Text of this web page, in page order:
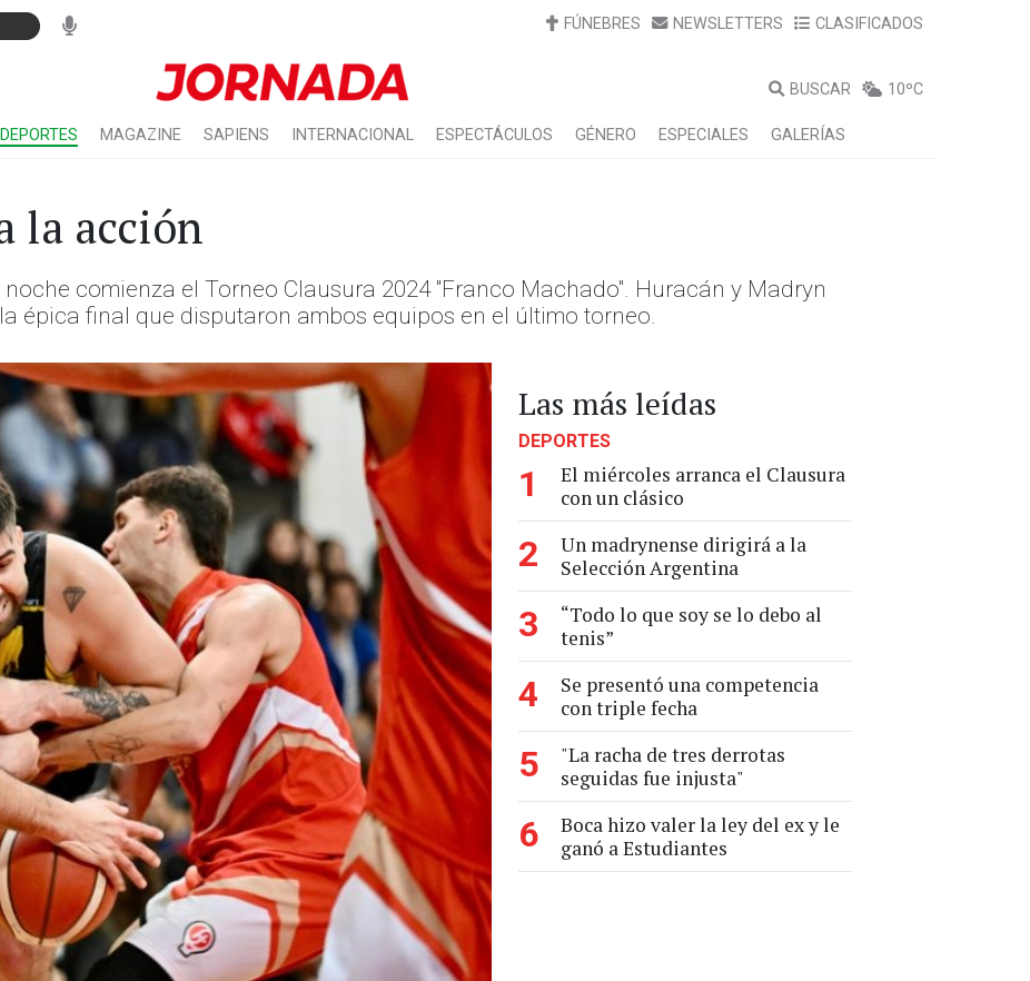
FÚNEBRES NEWSLETTERS CLASIFICADOS
BUSCAR 10ºC
DEPORTES MAGAZINE SAPIENS INTERNACIONAL ESPECTÁCULOS GÉNERO ESPECIALES GALERÍAS
la acción
comienza el Torneo Clausura 2024 "Franco Machado". Huracán y Madryn
épica final que disputaron ambos equipos en el último torneo.
Las más leídas
DEPORTES
1
El miércoles arranca el Clausura
con un clásico
2
Un madrynense dirigirá a la
Selección Argentina
3
“Todo lo que soy se lo debo al
tenis”
4
Se presentó una competencia
con triple fecha
5
"La racha de tres derrotas
seguidas fue injusta"
6
Boca hizo valer la ley del ex y le
ganó a Estudiantes